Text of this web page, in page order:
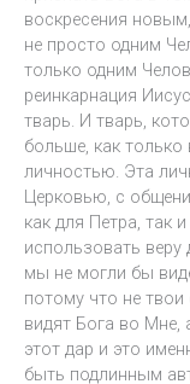
воскресения
не просто одним
только одним
реинкарнация
тварь. И тварь,
больше, как
личностью. Эта
Церковью, с
как для Петра, так
использовать веру
мы не могли бы
потому что не
видят Бога во Мне,
этот дар и это
быть подлинным